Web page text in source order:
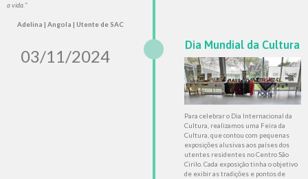
a vida. ”
Adelina | Angola | Utente de SAC
03/11/2024
Dia Mundial da Cultura
Para celebrar o Dia Internacional da
Cultura, realizamos uma Feira da
Cultura, que contou com pequenas
exposições alusivas aos países dos
utentes residentes no Centro São
Cirilo. Cada exposição tinha o objetivo
de exibir as tradições e pontos de